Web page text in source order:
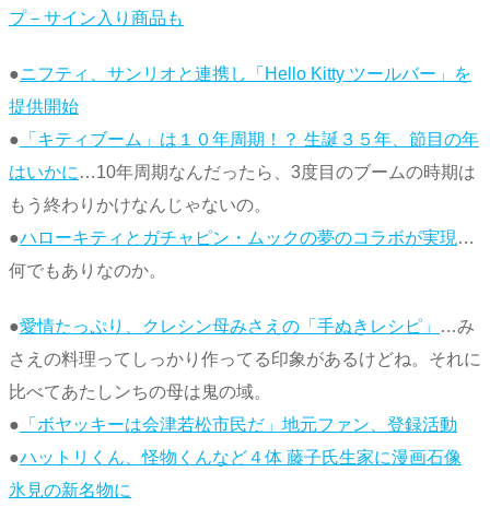
プ－サイン入り商品も
●ニフティ、サンリオと連携し「Hello Kitty ツールバー」を
提供開始
● 「キティブーム」は１０年周期！？ 生誕３５年、節目の年
はいかに …10年周期なんだったら、3度目のブームの時期は
もう終わりかけなんじゃないの。
●ハローキティとガチャピン・ムックの夢のコラボが実現 …
何でもありなのか。
●愛情たっぷり、クレシン母みさえの「手ぬきレシピ」
…み
さえの料理ってしっかり作ってる印象があるけどね。それに
比べてあたしンちの母は鬼の域。
● 「ボヤッキーは会津若松市民だ」地元ファン、登録活動
●ハットリくん、怪物くんなど４体 藤子氏生家に漫画石像
氷見の新名物に